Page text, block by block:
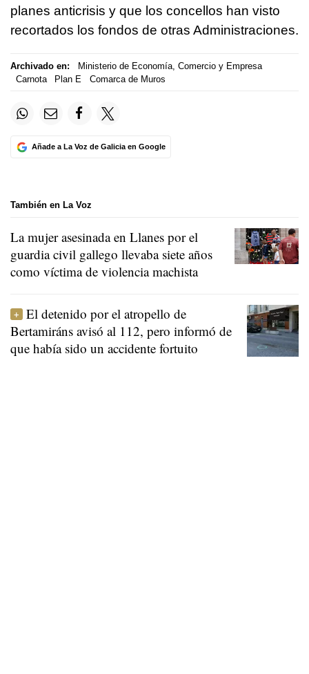
planes anticrisis y que los concellos han visto
recortados los fondos de otras Administraciones.
Archivado en:
Ministerio de Economía, Comercio y Empresa
Carnota
Plan E Comarca de Muros
Añade a La Voz de Galicia en Google
También en La Voz
La mujer asesinada en Llanes por el
guardia civil gallego llevaba siete años
como víctima de violencia machista
El detenido por el atropello de
Bertamiráns avisó al 112, pero informó de
que había sido un accidente fortuito